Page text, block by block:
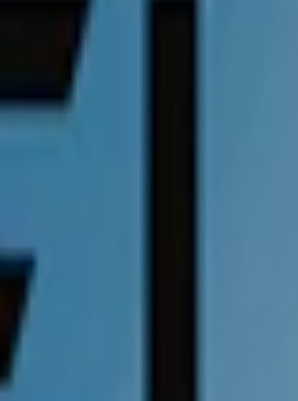
(E401, natriumalginat), salmiak
snuset från Velo en unik
av tillverkaren BAT (British
in på 0,7g, vilket ger en totalvikt
surhetsreglerande medel samt
att leda vägen in i en ny era av